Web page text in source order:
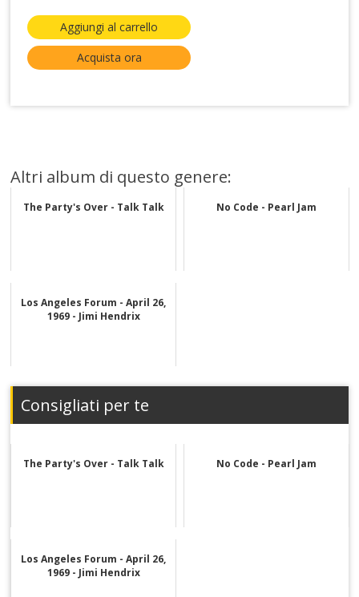
Aggiungi al carrello
Acquista ora
Altri album di questo genere:
The Party's Over - Talk Talk No Code - Pearl Jam
Los Angeles Forum - April 26,
1969 - Jimi Hendrix
Consigliati per te
The Party's Over - Talk Talk No Code - Pearl Jam
Los Angeles Forum - April 26,
1969 - Jimi Hendrix